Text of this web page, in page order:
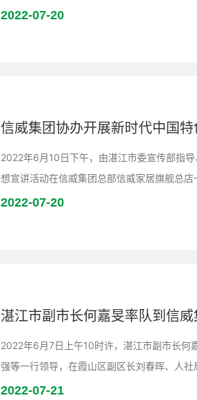
2022-07-20
信威集团协办开展新时代中国
2022年6月10日下午，由湛江市委宣传部指
想宣讲活动在信威集团总部信威家居旗舰总店
2022-07-20
湛江市副市长何嘉旻率队到信
2022年6月7日上午10时许，湛江市副市长何
强等一行领导，在霞山区副区长刘春晖、人
2022-07-21